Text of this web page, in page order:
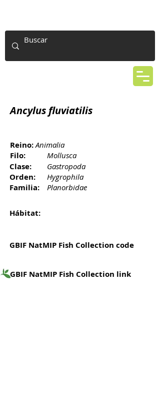
Ancylus fluviatilis
Reino:Animalia
Filo: Mollusca
Clase: Gastropoda
Orden: Hygrophila
Familia: Planorbidae
Hábitat:
GBIF NatMIP Fish Collection code
GBIF NatMIP Fish Collection link